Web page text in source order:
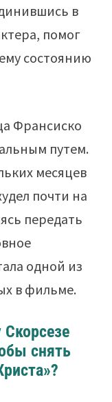
в
помог
состоянию
Франсиско
путем.
месяцев
почти на
передать
одной из
в фильме.
снять